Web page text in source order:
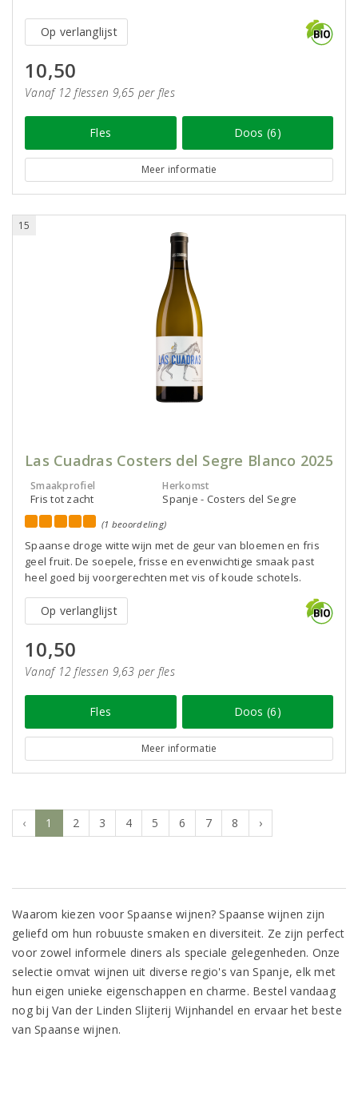
Op verlanglijst
10,50
Vanaf 12 flessen 9,65 per fles
Fles Doos (6)
Meer informatie
15
Las Cuadras Costers del Segre Blanco 2025
Smaakprofiel
Fris tot zacht
Herkomst
Spanje - Costers del Segre
(1 beoordeling)
Spaanse droge witte wijn met de geur van bloemen en fris
geel fruit. De soepele, frisse en evenwichtige smaak past
heel goed bij voorgerechten met vis of koude schotels.
Op verlanglijst
10,50
Vanaf 12 flessen 9,63 per fles
Fles Doos (6)
Meer informatie
‹ 1 2 3 4 5 6 7 8 ›
Waarom kiezen voor Spaanse wijnen? Spaanse wijnen zijn
geliefd om hun robuuste smaken en diversiteit. Ze zijn perfect
voor zowel informele diners als speciale gelegenheden. Onze
selectie omvat wijnen uit diverse regio's van Spanje, elk met
hun eigen unieke eigenschappen en charme. Bestel vandaag
nog bij Van der Linden Slijterij Wijnhandel en ervaar het beste
van Spaanse wijnen.